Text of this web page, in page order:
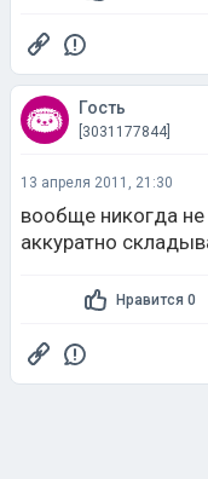
Гость
[3031177844]
13 апреля 2011, 21:30
вообще никогда
аккуратно
Нравится 0